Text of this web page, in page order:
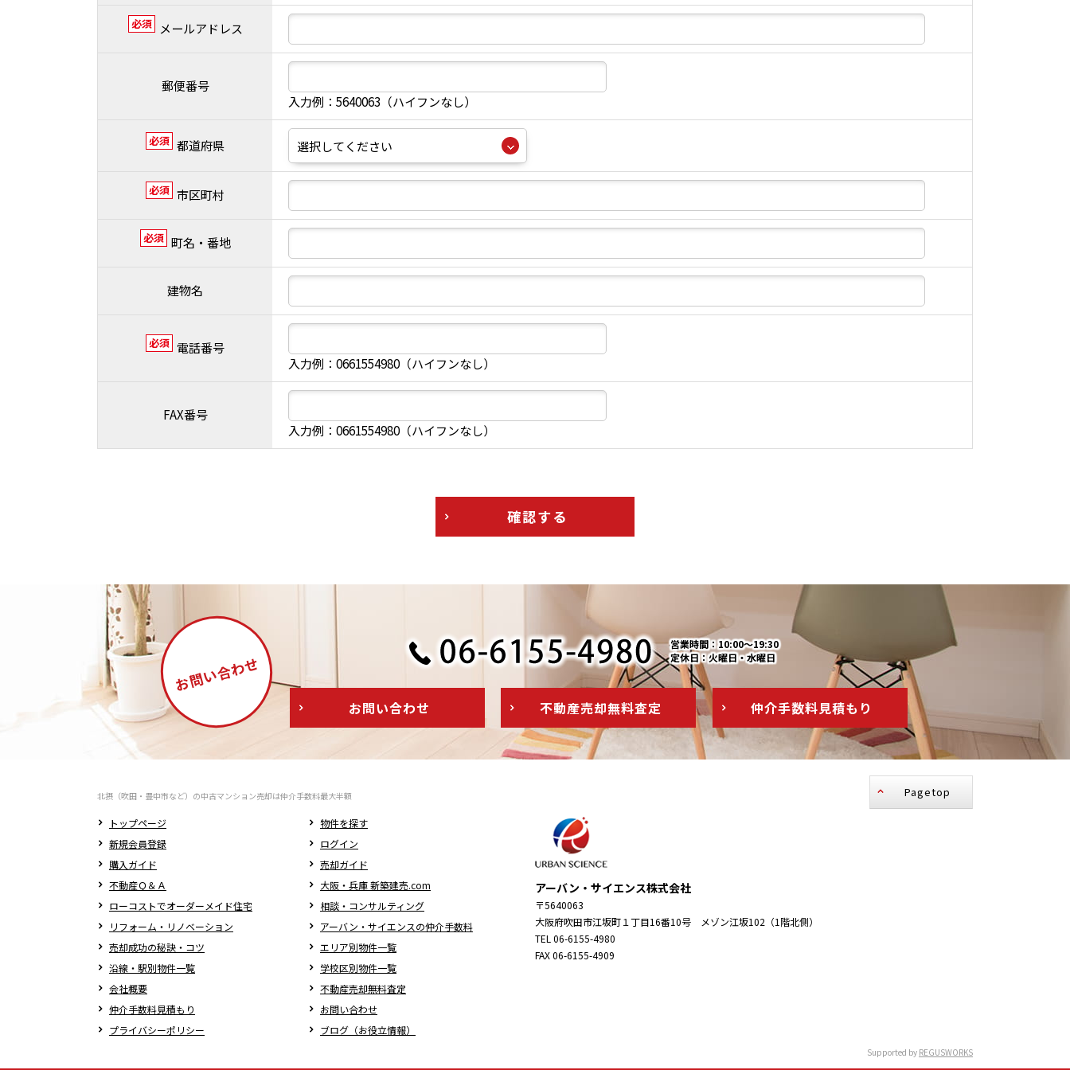
必須 メールアドレス
郵便番号
入力例：5640063（ハイフンなし）
必須 都道府県
必須 市区町村
必須 町名・番地
建物名
必須 電話番号
入力例：0661554980（ハイフンなし）
FAX番号
入力例：0661554980（ハイフンなし）
確認する
お問い合わせ
営業時間：10:00～19:30
定休日：火曜日・水曜日
お問い合わせ 不動産売却無料査定 仲介手数料見積もり
Pagetop
北摂（吹田・豊中市など）の中古マンション売却は仲介手数料最大半額
トップページ
物件を探す
新規会員登録
ログイン
購入ガイド
売却ガイド
不動産Ｑ＆Ａ
大阪・兵庫 新築建売.com
ローコストでオーダーメイド住宅
相談・コンサルティング
リフォーム・リノベーション
アーバン・サイエンスの仲介手数料
売却成功の秘訣・コツ
エリア別物件一覧
沿線・駅別物件一覧
学校区別物件一覧
会社概要
不動産売却無料査定
仲介手数料見積もり
お問い合わせ
プライバシーポリシー
ブログ（お役立情報）
アーバン・サイエンス株式会社
〒5640063
大阪府吹田市江坂町１丁目16番10号 メゾン江坂102（1階北側）
TEL 06-6155-4980
FAX 06-6155-4909
Supported by REGUSWORKS